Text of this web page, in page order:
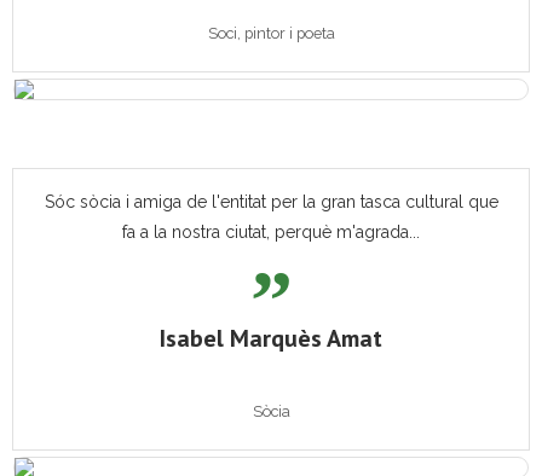
Soci, pintor i poeta
Sóc sòcia i amiga de l'entitat per la gran tasca cultural que
fa a la nostra ciutat, perquè m'agrada...
Isabel Marquès Amat
Sòcia